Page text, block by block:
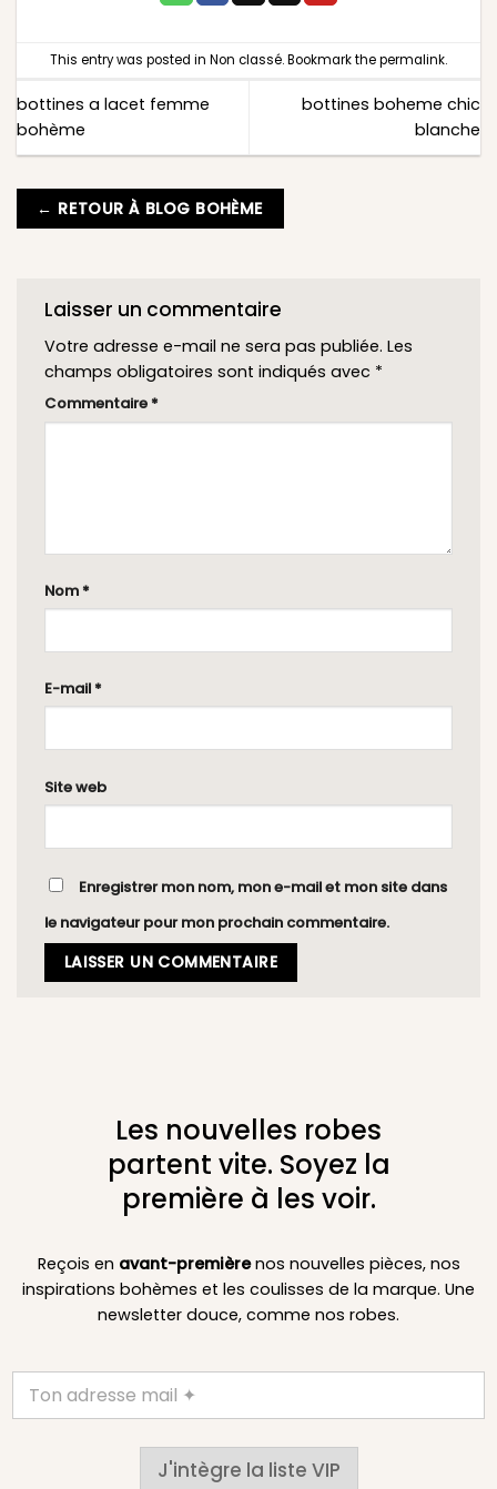
This entry was posted in Non classé. Bookmark thepermalink.
bottines a lacet femme
bohème
bottines boheme chic
blanche
← RETOUR À BLOG BOHÈME
Laisser un commentaire
Votre adresse e-mail ne sera pas publiée. Les
champs obligatoires sont indiqués avec *
Commentaire *
Nom *
E-mail *
Site web
Enregistrer mon nom, mon e-mail et mon site dans
le navigateur pour mon prochain commentaire.
Les nouvelles robes
partent vite. Soyez la
première à les voir.
Reçois en avant-premièrenos nouvelles pièces, nos
inspirations bohèmes et les coulisses de la marque. Une
newsletter douce, comme nos robes.
J'intègre la liste VIP